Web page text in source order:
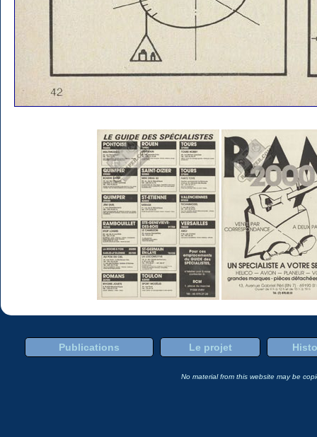
Publications Le projet
No material from this website may be